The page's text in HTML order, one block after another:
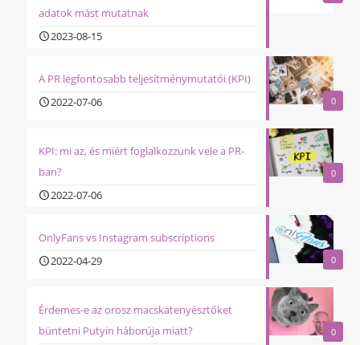
adatok mást mutatnak
2023-08-15
0
A PR legfontosabb teljesítménymutatói (KPI)
2022-07-06
0
KPI: mi az, és miért foglalkozzunk vele a PR-
ban?
2022-07-06
0
OnlyFans vs Instagram subscriptions
2022-04-29
0
Érdemes-e az orosz macskatenyésztőket
büntetni Putyin háborúja miatt?